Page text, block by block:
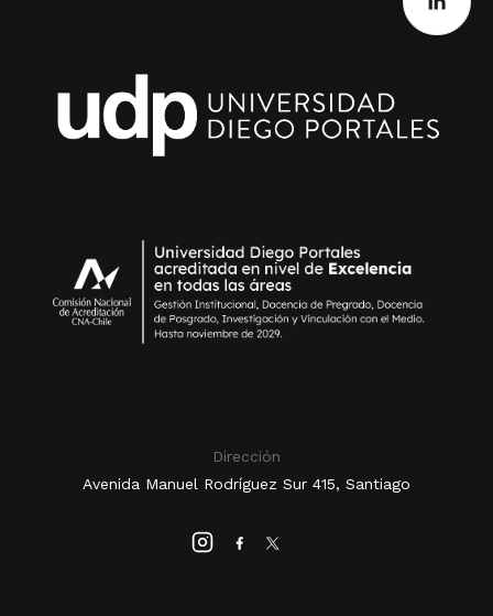
Dirección
Avenida Manuel Rodríguez Sur 415, Santiago